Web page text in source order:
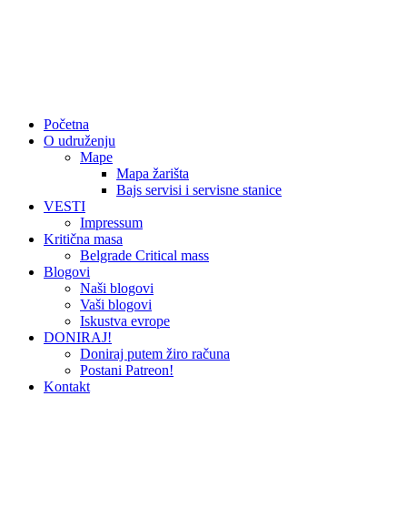
Početna
O udruženju
Mape
Mapa žarišta
Bajs servisi i servisne stanice
VESTI
Impressum
Kritična masa
Belgrade Critical mass
Blogovi
Naši blogovi
Vaši blogovi
Iskustva evrope
DONIRAJ!
Doniraj putem žiro računa
Postani Patreon!
Kontakt